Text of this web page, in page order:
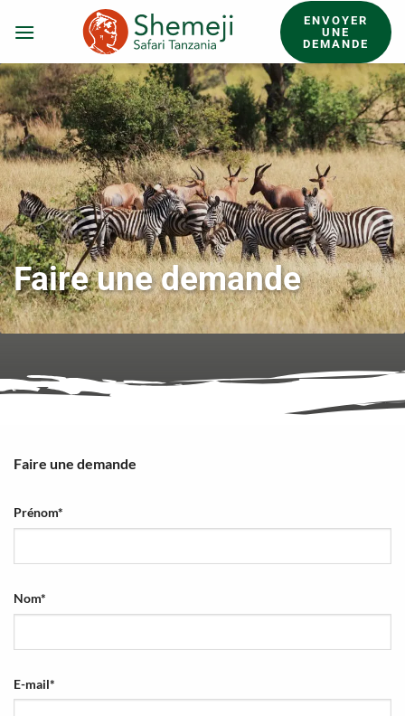
ENVOYER
UNE
DEMANDE
Faire une demande
Faire une demande
Prénom*
Nom*
E-mail*